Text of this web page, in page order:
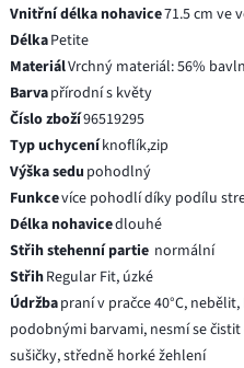
Vnitřní délka nohavice71.5 cm ve
DélkaPetite
MateriálVrchný materiál: 56%
Barvapřírodní s květy
Číslo zboží96519295
Typ uchyceníknoflík,zip
Výška sedu pohodlný
Funkcevíce pohodlí díky podílu
Délka nohavicedlouhé
Střih stehenní partie normální
StřihRegular Fit, úzké
Údržbapraní v pračce 40°C,
podobnými barvami, nesmí se
sušičky, středně horké žehlení